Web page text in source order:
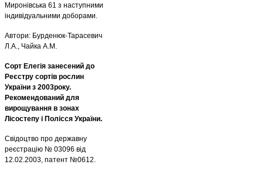
Миронівська 61 з наступними
індивідуальними доборами.
Автори: Бурденюк-Тарасевич
Л.А., Чайка А.М.
Сорт Елегія занесений до
Реєстру сортів рослин
України з 2003року.
Рекомендований для
вирощування в зонах
Лісостепу і Полісся України.
Свідоцтво про державну
реєстрацію № 03096 від
12.02.2003, патент №0612.